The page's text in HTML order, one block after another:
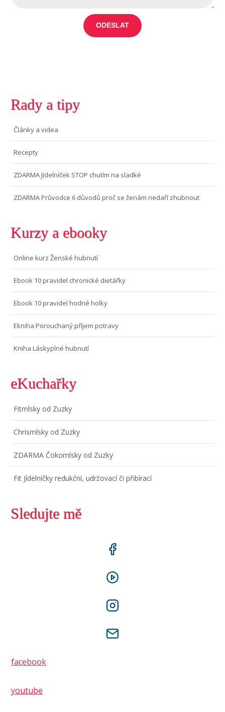
ODESLAT
Rady a tipy
Články a videa
Recepty
ZDARMA Jídelníček STOP chutím na sladké
ZDARMA Průvodce 6 důvodů proč se ženám nedaří zhubnout
Kurzy a ebooky
Online kurz Ženské hubnutí
Ebook 10 pravidel chronické dietářky
Ebook 10 pravidel hodné holky
Ekniha Porouchaný příjem potravy
Kniha Láskyplné hubnutí
eKuchařky
Fitmlsky od Zuzky
Chrismlsky od Zuzky
ZDARMA Čokomlsky od Zuzky
Fit Jídelníčky redukční, udržovací či přibírací
Sledujte mě
facebook
youtube